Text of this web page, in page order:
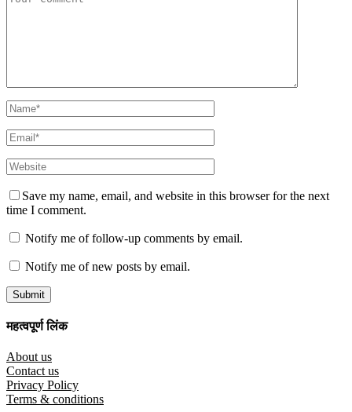
Save my name, email, and website in this browser for the next
time I comment.
Notify me of follow-up comments by email.
Notify me of new posts by email.
महत्वपूर्ण लिंक
About us
Contact us
Privacy Policy
Terms & conditions